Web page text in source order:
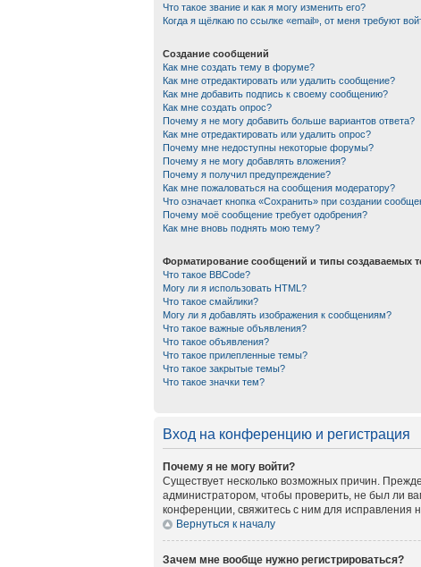
Что такое звание и как я могу изменить его?
Когда я щёлкаю по ссылке «email», от меня требуют
Создание сообщений
Как мне создать тему в форуме?
Как мне отредактировать или удалить сообщение?
Как мне добавить подпись к своему сообщению?
Как мне создать опрос?
Почему я не могу добавить больше вариантов ответа?
Как мне отредактировать или удалить опрос?
Почему мне недоступны некоторые форумы?
Почему я не могу добавлять вложения?
Почему я получил предупреждение?
Как мне пожаловаться на сообщения модератору?
Что означает кнопка «Сохранить» при создании
Почему моё сообщение требует одобрения?
Как мне вновь поднять мою тему?
Форматирование сообщений и типы создаваемых
Что такое BBCode?
Могу ли я использовать HTML?
Что такое смайлики?
Могу ли я добавлять изображения к сообщениям?
Что такое важные объявления?
Что такое объявления?
Что такое прилепленные темы?
Что такое закрытые темы?
Что такое значки тем?
Вход на конференцию и регистрация
Почему я не могу войти?
Существует несколько возможных причин.
администратором, чтобы проверить, не был ли
конференции, свяжитесь с ним для исправления
Вернуться к началу
Зачем мне вообще нужно регистрироваться?